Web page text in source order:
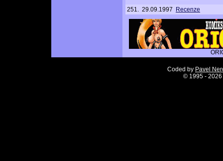
251. 29.09.1997 Recenze
Coded by Pavel
© 1995 -